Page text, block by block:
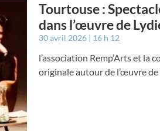
Tourtouse :
dans l’œuvre de
30 avril 2026 16 h 12
l’association Remp’Arts et
originale autour de l’œuvre